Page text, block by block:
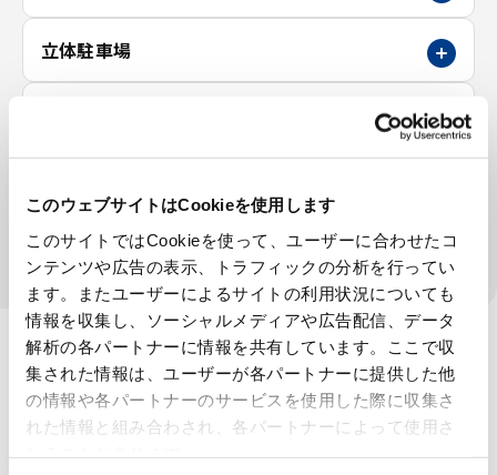
このウェブサイトはCookieを使用します
このサイトではCookieを使って、ユーザーに合わせたコ
ンテンツや広告の表示、トラフィックの分析を行ってい
ます。またユーザーによるサイトの利用状況についても
情報を収集し、ソーシャルメディアや広告配信、データ
解析の各パートナーに情報を共有しています。ここで収
集された情報は、ユーザーが各パートナーに提供した他
の情報や各パートナーのサービスを使用した際に収集さ
れた情報と組み合わされ、各パートナーによって使用さ
立体駐車場
理化学機器